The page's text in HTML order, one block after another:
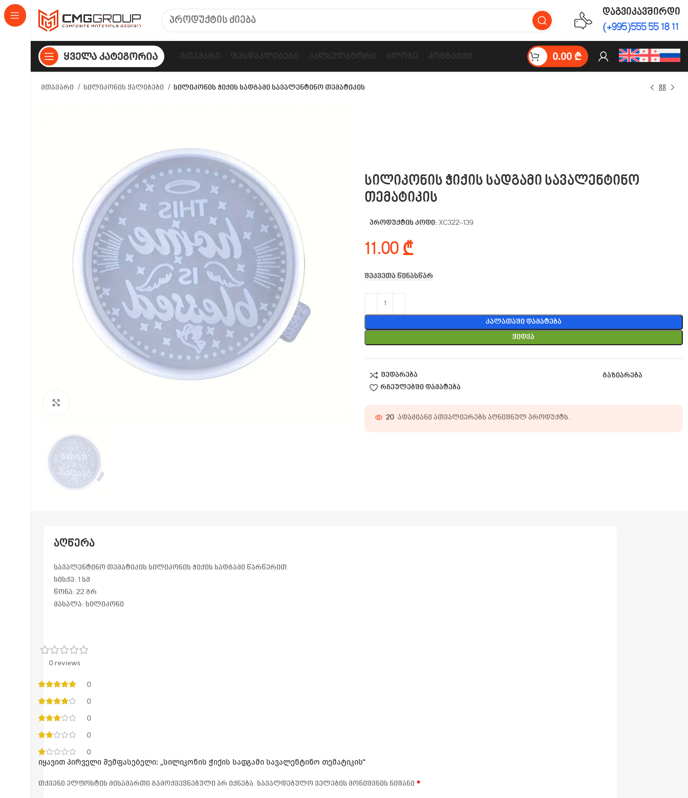
დაგვიკავშირდი
(+995)555 55 18 11
Ყველა Კატეგორია 0.00 ₾
მთავარი სილიკონის ყალიბები სილიკონის ჭიქის სადგამი სავალენტინო თემატიკის
სილიკონის ჭიქის სადგამი სავალენტინო
თემატიკის
პროდუქტის კოდი: XC322-139
₾
შეკვეთა წინასწარ
Კალათაში Დამატება
Ყიდვა
შედარება
რჩეულებში დამატება
გაზიარება
20 ადამიანი ათვალიერებს აღნიშნულ პროდუქტს.
აღწერა
სავალენტინო თემატიკის სილიკონის ჭიქის სადგამი წარწერით.
სისქე: 1 სმ
წონა: 22 გრ
მასალა: სილიკონი
0 reviews
0
0
0
0
0
იყავით პირველი შემფასებელი: „სილიკონის ჭიქის სადგამი სავალენტინო თემატიკის“
თქვენი ელფოსტის მისამართი გამოქვეყნებული არ იქნება. სავალდებულო ველების მონიშვნის ნიშანი *